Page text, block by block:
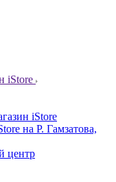
iStore
iStore
на Р. Гамзатова,
центр